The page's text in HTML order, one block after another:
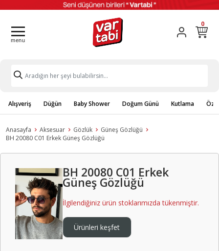
0
Alışveriş Düğün Baby Shower Doğum Günü Kutlama
Anasayfa Aksesuar Gözlük
Güneş Gözlüğü
BH 20080 C01 Erkek Güneş Gözlüğü
BH 20080 C01 Erkek
Güneş Gözlüğü
İlgilendiğiniz ürün stoklarımızda tükenmiştir.
Ürünleri keşfet